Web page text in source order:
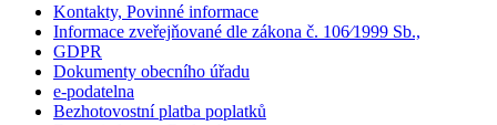
Kontakty, Povinné informace
Informace zveřejňované dle zákona č. 106⁄1999 Sb.,
GDPR
Dokumenty obecního úřadu
e-podatelna
Bezhotovostní platba poplatků